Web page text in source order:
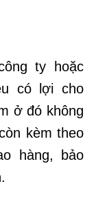
ty hoặc
có lợi cho
ở đó không
kèm theo
hàng, bảo